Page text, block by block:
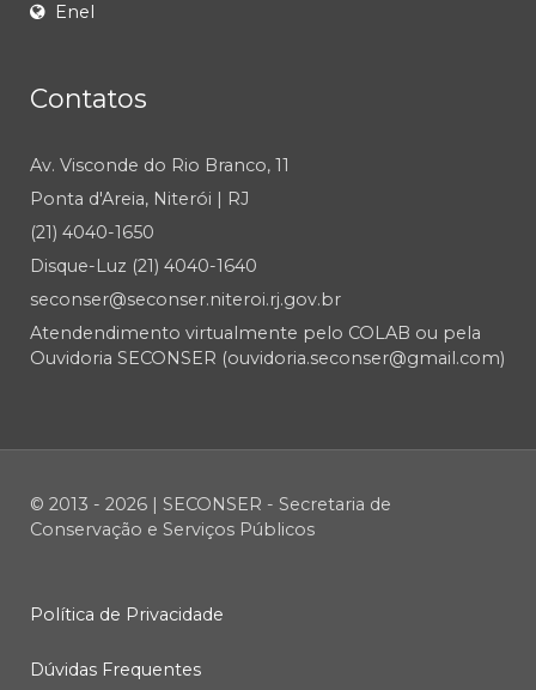
Enel
Contatos
Av. Visconde do Rio Branco, 11
Ponta d'Areia, Niterói | RJ
(21) 4040-1650
Disque-Luz (21) 4040-1640
seconser@seconser.niteroi.rj.gov.br
Atendendimento virtualmente pelo COLAB ou pela
Ouvidoria SECONSER (ouvidoria.seconser@gmail.com)
© 2013 - 2026 | SECONSER - Secretaria de
Conservação e Serviços Públicos
Política de Privacidade
Dúvidas Frequentes